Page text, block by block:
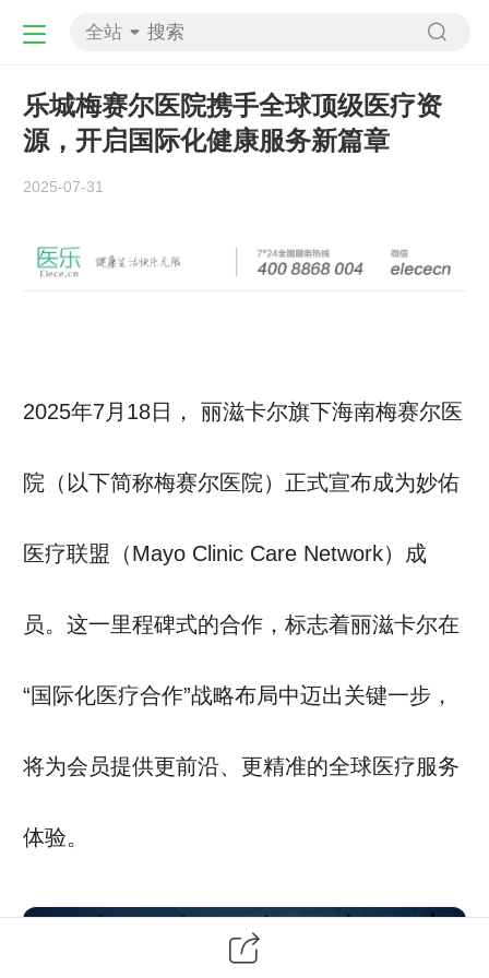
全站
乐城梅赛尔医院携手全球顶级医疗资
源，开启国际化健康服务新篇章
2025-07-31
2025年7月18日， 丽滋卡尔旗下海南梅赛尔医
院（以下简称梅赛尔医院）正式宣布成为妙佑
医疗联盟（Mayo Clinic Care Network）成
员。这一里程碑式的合作，标志着丽滋卡尔在
“国际化医疗合作”战略布局中迈出关键一步，
将为会员提供更前沿、更精准的全球医疗服务
体验。